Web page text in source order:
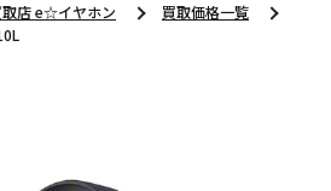
取店 e☆イヤホン
買取価格一覧